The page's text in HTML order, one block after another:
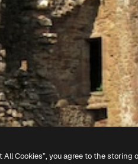
All Cookies”, you agree to the